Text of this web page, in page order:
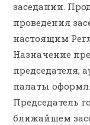
заседании.
проведения
настоящим
Назначение
председателя,
палаты
Председатель
ближайшем